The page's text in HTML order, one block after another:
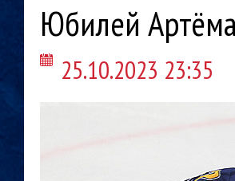
Юбилей
25.10.2023 23:35